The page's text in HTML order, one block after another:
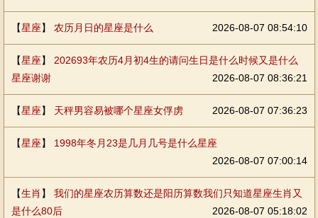
【星座】 农历月日的星座是什么 2026-08-07 08:54:10
【星座】 202693年农历4月初4生的请问生日是什么时候又是什么
星座谢谢
2026-08-07 08:36:21
【星座】 天秤男容易被哪个星座女俘虏 2026-08-07 07:36:23
【星座】 1998年冬月23是几月几号是什么星座
2026-08-07 07:00:14
【生肖 】 我们的星座农历算数还是阳历算数我们只知道星座生肖又
是什么80后
2026-08-07 05:18:02